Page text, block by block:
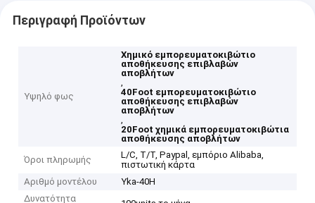
Περιγραφή Προϊόντων
Υψηλό φως
Χημικό εμπορευματοκιβώτιο
αποθήκευσης επιβλαβών
αποβλήτων
,
40Foot εμπορευματοκιβώτιο
αποθήκευσης επιβλαβών
αποβλήτων
,
20Foot χημικά εμπορευματοκιβώτια
αποθήκευσης αποβλήτων
Όροι πληρωμής
L/C, T/T, Paypal, εμπόριο Alibaba,
πιστωτική κάρτα
Αριθμό μοντέλου
Yka-40H
Δυνατότητα